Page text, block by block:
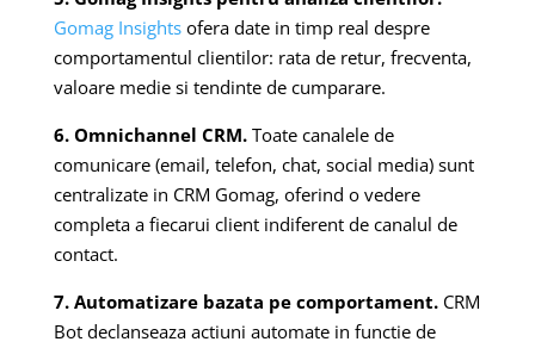
Gomag Insightsofera date in timp real despre
comportamentul clientilor: rata de retur, frecventa,
valoare medie si tendinte de cumparare.
6. Omnichannel CRM.Toate canalele de
comunicare (email, telefon, chat, social media) sunt
centralizate in CRM Gomag, oferind o vedere
completa a fiecarui client indiferent de canalul de
contact.
7. Automatizare bazata pe comportament.CRM
Bot declanseaza actiuni automate in functie de